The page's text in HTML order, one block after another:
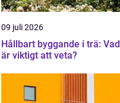
09 juli 2026
Hållbart byggande i trä: Vad
är viktigt att veta?